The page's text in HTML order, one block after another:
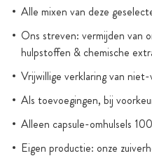
Alle mixen van deze
Ons streven: vermijden van
hulpstoffen & chemische
Vrijwillige verklaring van
Als toevoegingen, bij
Alleen capsule-omhulsels
Eigen productie: onze